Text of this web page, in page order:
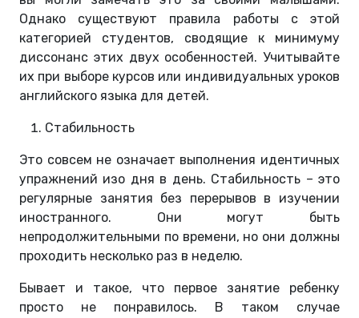
Однако существуют правила работы с этой
категорией студентов, сводящие к минимуму
диссонанс этих двух особенностей. Учитывайте
их при выборе курсов или индивидуальных уроков
английского языка для детей.
Стабильность
Это совсем не означает выполнения идентичных
упражнений изо дня в день. Стабильность – это
регулярные занятия без перерывов в изучении
иностранного. Они могут быть
непродолжительными по времени, но они должны
проходить несколько раз в неделю.
Бывает и такое, что первое занятие ребенку
просто не понравилось. В таком случае